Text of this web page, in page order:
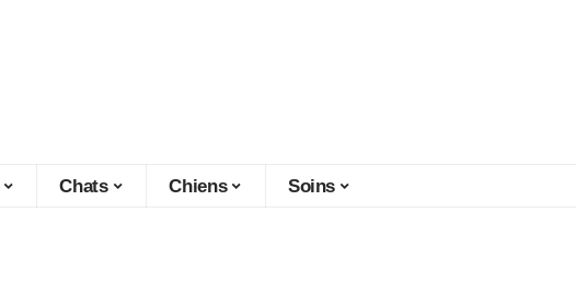
Chats Chiens Soins